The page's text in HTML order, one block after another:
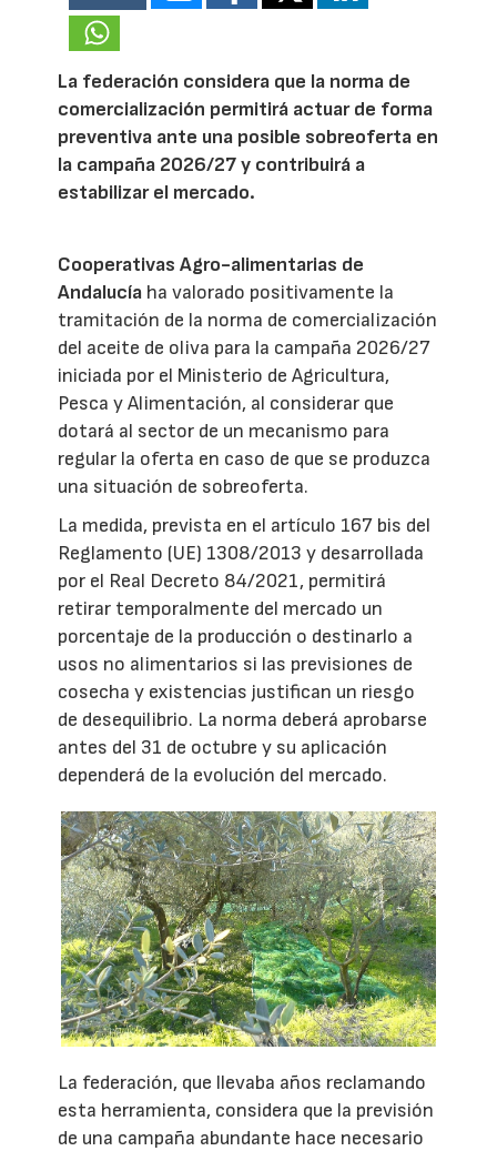
La federación considera que la norma de
comercialización permitirá actuar de forma
preventiva ante una posible sobreoferta en
la campaña 2026/27 y contribuirá a
estabilizar el mercado.
Cooperativas Agro-alimentarias de
Andalucía ha valorado positivamente la
tramitación de la norma de comercialización
del aceite de oliva para la campaña 2026/27
iniciada por el Ministerio de Agricultura,
Pesca y Alimentación, al considerar que
dotará al sector de un mecanismo para
regular la oferta en caso de que se produzca
una situación de sobreoferta.
La medida, prevista en el artículo 167 bis del
Reglamento (UE) 1308/2013 y desarrollada
por el Real Decreto 84/2021, permitirá
retirar temporalmente del mercado un
porcentaje de la producción o destinarlo a
usos no alimentarios si las previsiones de
cosecha y existencias justifican un riesgo
de desequilibrio. La norma deberá aprobarse
antes del 31 de octubre y su aplicación
dependerá de la evolución del mercado.
La federación, que llevaba años reclamando
esta herramienta, considera que la previsión
de una campaña abundante hace necesario